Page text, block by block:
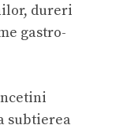
dureri
gastro-
subtierea